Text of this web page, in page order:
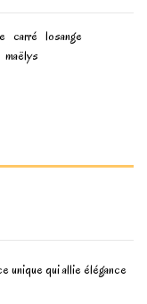
carré losange
maëlys
unique qui allie élégance